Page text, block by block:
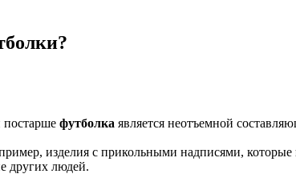
постарше футболка является неотъемной
изделия с прикольными надписями,
других людей.